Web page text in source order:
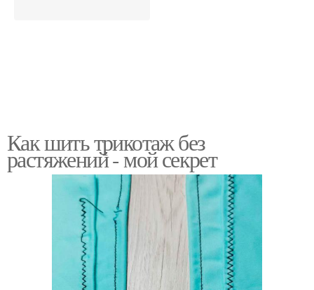
Как шить трикотаж без
растяжений - мой секрет